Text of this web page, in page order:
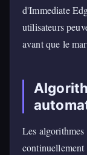
d'Immediate
utilisateurs
avant que le
Les
continuellement